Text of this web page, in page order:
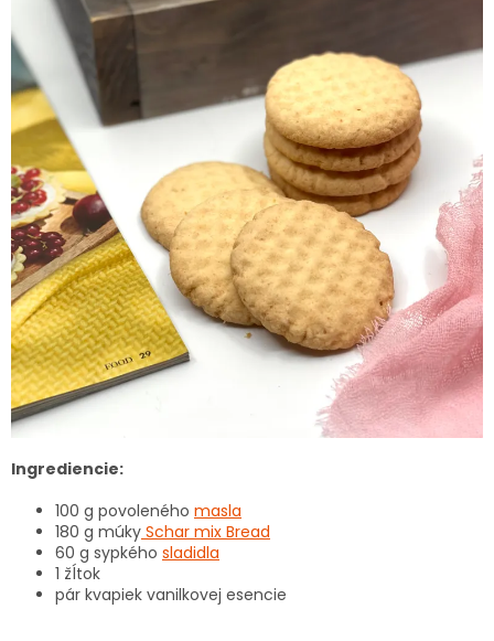
Ingrediencie:
100 g povoleného masla
180 g múky Schar mix Bread
60 g sypkého sladidla
1 žĺtok
pár kvapiek vanilkovej esencie